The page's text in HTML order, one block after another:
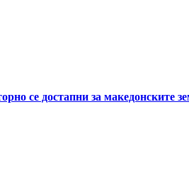
се достапни за македонските